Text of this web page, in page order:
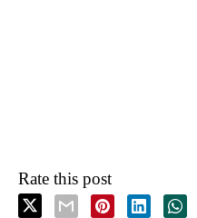
Rate this post